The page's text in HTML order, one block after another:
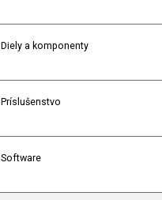
Diely a komponenty
Príslušenstvo
Software